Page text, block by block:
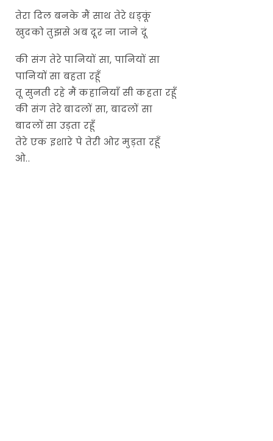
तेरा दिल बनके मैं साथ तेरे धड्कूं
खुदको तुझसे अब दूर ना जाने दूं
की संग तेरे पानियों सा, पानियों सा
पानियों सा बहता रहूँ
तू सुनती रहे मैं कहानियाँ सी कहता रहूँ
की संग तेरे बादलों सा, बादलों सा
बादलों सा उड़ता रहूँ
तेरे एक इशारे पे तेरी ओर मुड़ता रहूँ
ओ..